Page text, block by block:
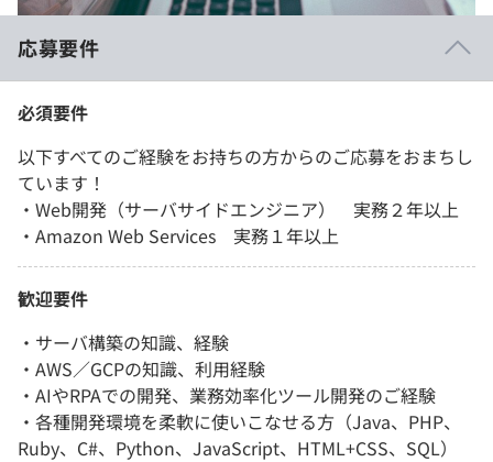
応募要件
必須要件
以下すべてのご経験をお持ちの方からのご応募をおまちし
ています！
・Web開発（サーバサイドエンジニア） 実務２年以上
・Amazon Web Services 実務１年以上
歓迎要件
・サーバ構築の知識、経験
・AWS／GCPの知識、利用経験
・AIやRPAでの開発、業務効率化ツール開発のご経験
・各種開発環境を柔軟に使いこなせる方（Java、PHP、
Ruby、C#、Python、JavaScript、HTML+CSS、SQL）